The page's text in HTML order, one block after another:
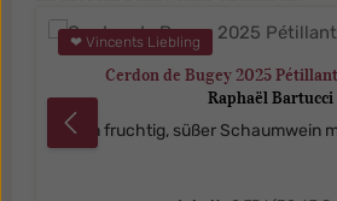
❤ Vincents Liebling
Cerdon de Bugey 2025
Raphaël Bartucci
Ein fruchtig, süßer Schaumwein